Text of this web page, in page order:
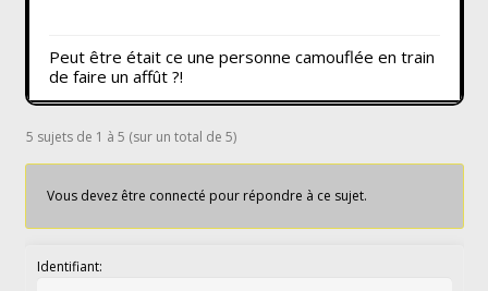
Peut être était ce une personne camouflée en train
de faire un affût ?!
5 sujets de 1 à 5 (sur un total de 5)
Vous devez être connecté pour répondre à ce sujet.
Identifiant: